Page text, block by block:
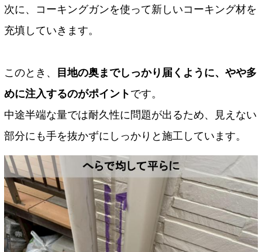
次に、コーキングガンを使って新しいコーキング材を
充填していきます。
このとき、
目地の奥までしっかり届くように、やや多
めに注入するのがポイント です。
中途半端な量では耐久性に問題が出るため、見えない
部分にも手を抜かずにしっかりと施工しています。